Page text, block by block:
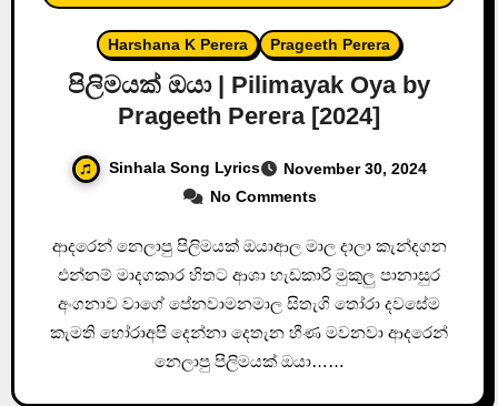
Harshana K Perera Prageeth Perera
පිලිමයක් ඔයා | Pilimayak Oya by
Prageeth Perera [2024]
Sinhala Song Lyrics
November 30, 2024
No Comments
ආදරෙන් නෙලාපු පිලිමයක් ඔයාආල මාල දාලා කැන්දගන
එන්නම් මාදගකාර හිතට ආශා හැඩකාරි මුකුලු පානාසුර
අංගනාව වාගේ පේනවාමනමාල සිතැගි තෝරා දවසේම
කැමති හෝරාඅපි දෙන්නා දෙතැන හීණ මවනවා ආදරෙන්
නෙලාපු පිලිමයක් ඔයා……